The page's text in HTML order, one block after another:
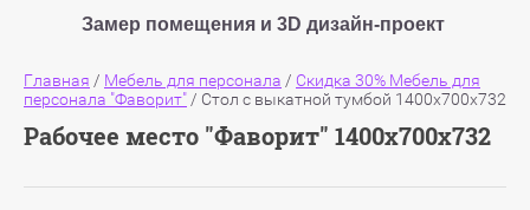
Замер помещения и 3D дизайн-проект
Главная / Мебель для персонала / Скидка 30% Мебель для
персонала "Фаворит" / Стол с выкатной тумбой 1400x700x732
Рабочее место "Фаворит" 1400x700x732